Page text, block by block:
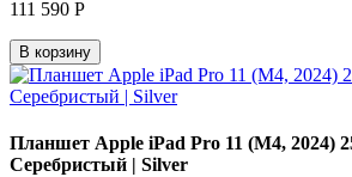
111 590 Р
В корзину
Планшет Apple iPad Pro 11 (M4, 2024)
Серебристый | Silver